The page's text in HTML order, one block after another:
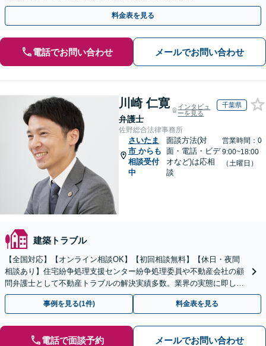
料金表を見る
電話でお問い合わせ メールでお問い合わせ
川崎 仁寛
弁護士
インタビュ
ーを見る
千葉県
佐野総合法律事務所
さいたま
市 からも
相談受付
中
面談方法(対
面・電話・ビデ
オなど)は応相
談
営業時間：0
9:00~18:00
（土曜日）
建築トラブル
【全国対応】【オンライン相談OK】【初回相談無料】【休日・夜間
相談あり】住宅紛争処理支援センター紛争処理委員や不動産会社の顧
問弁護士として不動産トラブルの解決実績多数。業界の実態に即した
専門的知見を活かし、きめ細やかにサポートいたします。
事例を見る(1件) 料金表を見る
電話で面談予約 メールでお問い合わせ